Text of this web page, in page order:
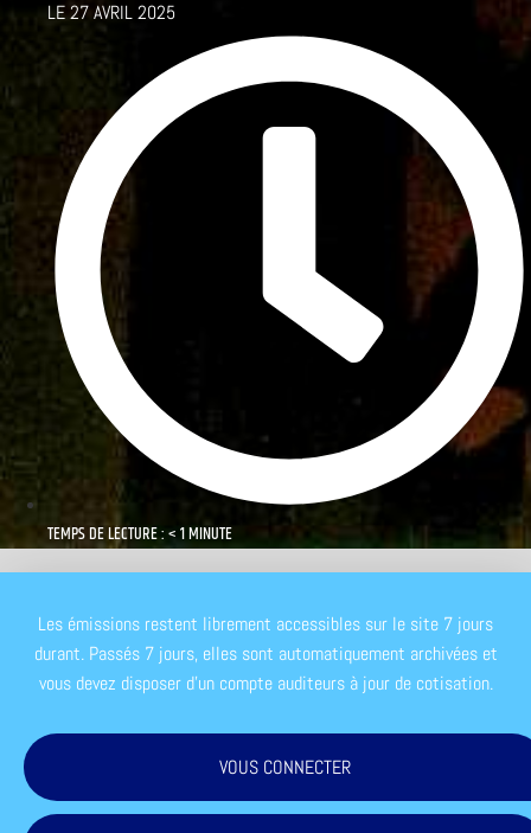
LE27 AVRIL 2025
TEMPS DE LECTURE : < 1 MINUTE
Les émissions restent librement accessibles sur le site 7 jours
durant. Passés 7 jours, elles sont automatiquement archivées et
vous devez disposer d'un compte auditeurs à jour de cotisation.
VOUS CONNECTER